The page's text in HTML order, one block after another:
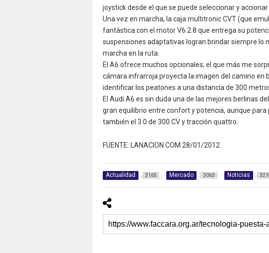
joystick desde el que se puede seleccionar y
Una vez en marcha, la caja multitronic CVT (que
fantástica con el motor V6 2.8 que entrega su
suspensiones adaptativas logran brindar siempre lo
marcha en la ruta.
El A6 ofrece muchos opcionales; el que más me
cámara infrarroja proyecta la imagen del camino en
identificar los peatones a una distancia de 300
El Audi A6 es sin duda una de las mejores berlinas
gran equilibrio entre confort y potencia, aunque
también el 3.0 de 300 CV y tracción quattro.
FUENTE: LANACION.COM 28/01/2012
Actualidad 3165 Mercado 3063 Noticias